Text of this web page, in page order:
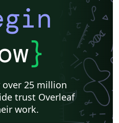
}
over 25 million
trust Overleaf
work.